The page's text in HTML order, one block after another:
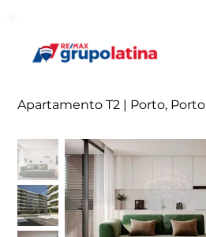
Apartamento T2 | Porto, Porto